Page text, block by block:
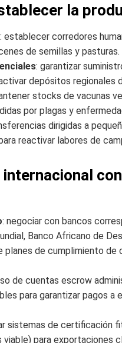
la
: establecer corredores
de semillas y pasturas.
: garantizar
depósitos regionales
stocks de vacunas
por plagas y
dirigidas a
reactivar labores de
: negociar con bancos
Banco Africano de
planes de cumplimiento
de cuentas escrow
para garantizar pagos a
sistemas de certificación
para exportaciones